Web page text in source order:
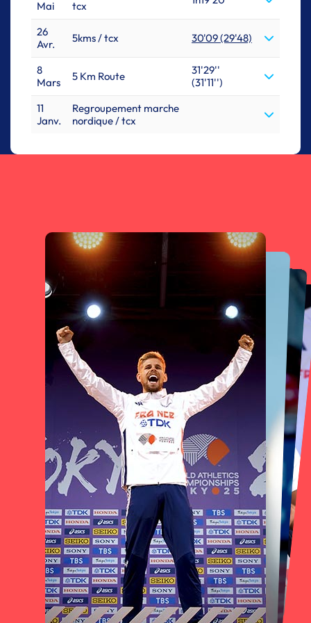
Mai tcx
26
Avr.
5kms / tcx 30'09 (29'48)
8
Mars
5 Km Route
31'29''
(31'11'')
11
Janv.
Regroupement marche
nordique / tcx